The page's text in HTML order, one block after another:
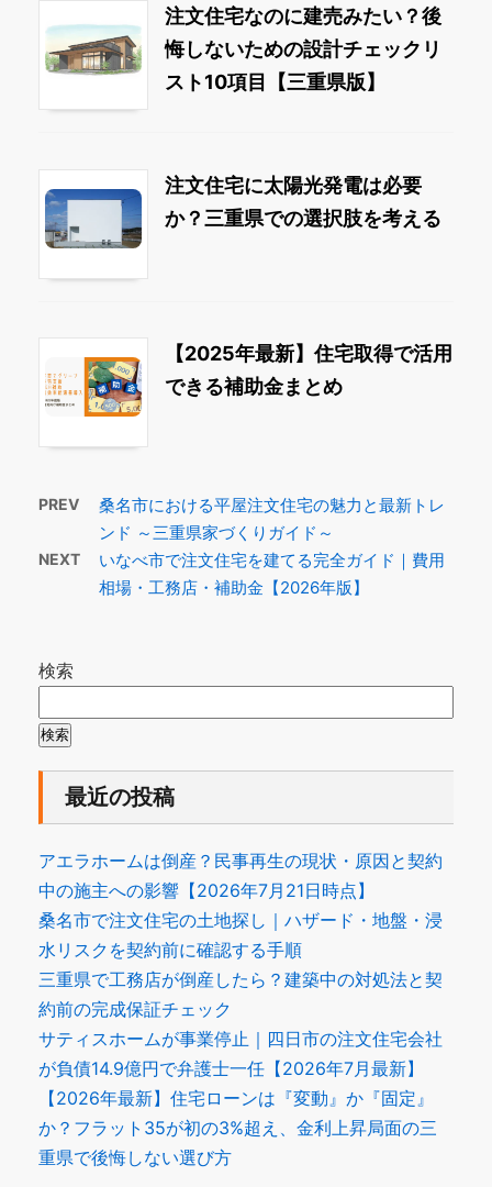
注文住宅なのに建売みたい？後
悔しないための設計チェックリ
スト10項目【三重県版】
注文住宅に太陽光発電は必要
か？三重県での選択肢を考える
【2025年最新】住宅取得で活用
できる補助金まとめ
PREV
桑名市における平屋注文住宅の魅力と最新トレ
ンド ～三重県家づくりガイド～
NEXT
いなべ市で注文住宅を建てる完全ガイド｜費用
相場・工務店・補助金【2026年版】
検索
検索
最近の投稿
アエラホームは倒産？民事再生の現状・原因と契約
中の施主への影響【2026年7月21日時点】
桑名市で注文住宅の土地探し｜ハザード・地盤・浸
水リスクを契約前に確認する手順
三重県で工務店が倒産したら？建築中の対処法と契
約前の完成保証チェック
サティスホームが事業停止｜四日市の注文住宅会社
が負債14.9億円で弁護士一任【2026年7月最新】
【2026年最新】住宅ローンは『変動』か『固定』
か？フラット35が初の3%超え、金利上昇局面の三
重県で後悔しない選び方